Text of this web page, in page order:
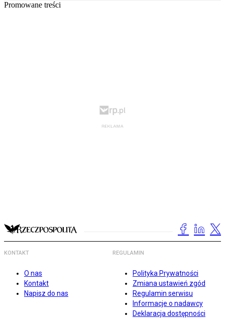
Promowane treści
KONTAKT
O nas
Kontakt
Napisz do nas
REGULAMIN
Polityka Prywatności
Zmiana ustawień zgód
Regulamin serwisu
Informacje o nadawcy
Deklaracja dostępności